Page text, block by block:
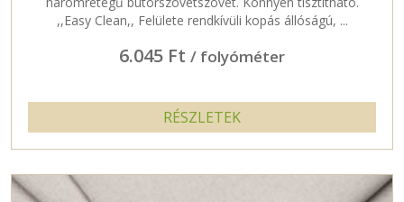
,,Easy Clean,, Felülete rendkívüli kopás állóságú, ...
6.045 Ft / folyóméter
RÉSZLETEK